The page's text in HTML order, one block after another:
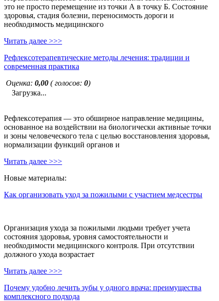
это не просто перемещение из точки А в точку Б. Состояние
здоровья, стадия болезни, переносимость дороги и
необходимость медицинского
Читать далее >>>
Рефлексотерапевтические методы лечения: традиции и
современная практика
Оценка: 0,00 ( голосов: 0)
Загрузка...
Рефлексотерапия — это обширное направление медицины,
основанное на воздействии на биологически активные точки
и зоны человеческого тела с целью восстановления здоровья,
нормализации функций органов и
Читать далее >>>
Новые материалы:
Как организовать уход за пожилыми с участием медсестры
Организация ухода за пожилыми людьми требует учета
состояния здоровья, уровня самостоятельности и
необходимости медицинского контроля. При отсутствии
должного ухода возрастает
Читать далее >>>
Почему удобно лечить зубы у одного врача: преимущества
комплексного подхода